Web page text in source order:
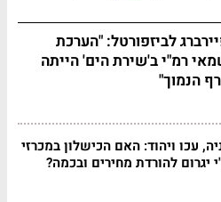
לביזפורטל: "הערכת
רמ"י ב'שירת הים' הייתה
הנמוך"
עכו ויהוד: האם הכישלון במכרזי
יגרום להורדת מחירים ובכמה?